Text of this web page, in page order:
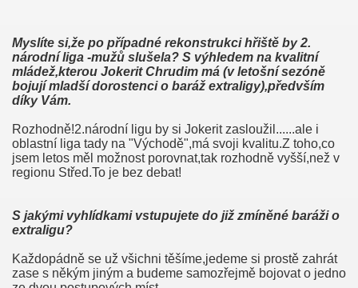
Myslíte si,že po případné rekonstrukci hřiště by 2.
národní liga -mužů slušela? S výhledem na kvalitní
mládež,kterou Jokerit Chrudim má (v letošní sezóně
bojují mladší dorostenci o baráž extraligy),předvším
díky Vám.
Rozhodně!2.národní ligu by si Jokerit zasloužil......ale i
oblastní liga tady na "Východě",má svoji kvalitu.Z toho,co
jsem letos měl možnost porovnat,tak rozhodně vyšší,než v
regionu Střed.To je bez debat!
S jakými vyhlídkami vstupujete do již zmíněné baráži o
extraligu?
Každopádně se už všichni těšíme,jedeme si prostě zahrát
zase s někým jiným a budeme samozřejmě bojovat o jedno